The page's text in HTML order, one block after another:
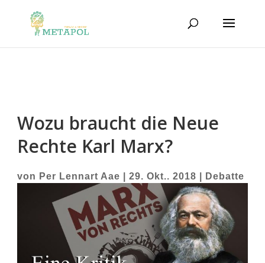
Wozu braucht die Neue
Rechte Karl Marx?
von Per Lennart Aae 29. Okt.. 2018 Debatte